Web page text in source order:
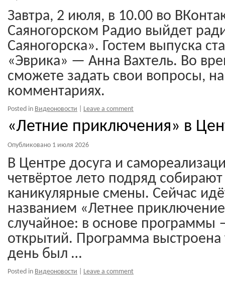
Завтра, 2 июля, в 10.00 во
Саяногорском Радио выйдет
Саяногорска». Гостем выпуска
«Эврика» — Анна Вахтель. Во
сможете задать свои вопросы,
комментариях.
Posted in Видеоновости Leave a comment
«Летние приключения» в
Опубликовано 1 июля 2026
В Центре досуга и
четвёртое лето подряд
каникулярные смены. Сейчас
названием «Летнее
случайное: в основе программы
открытий. Программа
день был …
Posted in Видеоновости Leave a comment